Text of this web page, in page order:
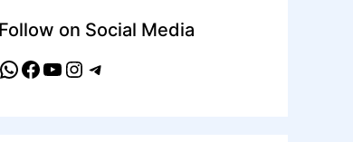
Follow on Social Media
WhatsApp
Facebook
YouTube
Instagram
Telegram